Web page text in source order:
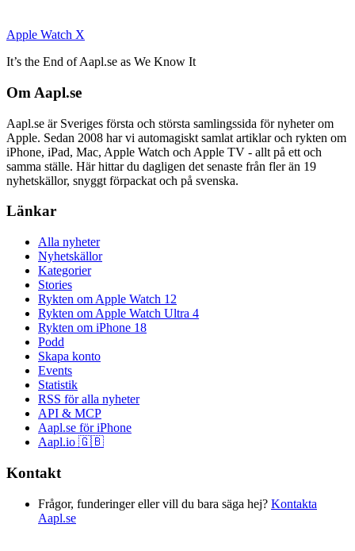
Apple Watch X
It’s the End of Aapl.se as We Know It
Om Aapl.se
Aapl.se är Sveriges första och största samlingssida för nyheter om
Apple. Sedan 2008 har vi automagiskt samlat artiklar och rykten om
iPhone, iPad, Mac, Apple Watch och Apple TV - allt på ett och
samma ställe. Här hittar du dagligen det senaste från fler än 19
nyhetskällor, snyggt förpackat och på svenska.
Länkar
Alla nyheter
Nyhetskällor
Kategorier
Stories
Rykten om Apple Watch 12
Rykten om Apple Watch Ultra 4
Rykten om iPhone 18
Podd
Skapa konto
Events
Statistik
RSS för alla nyheter
API & MCP
Aapl.se för iPhone
Aapl.io 🇬🇧
Kontakt
Frågor, funderinger eller vill du bara säga hej? Kontakta
Aapl.se